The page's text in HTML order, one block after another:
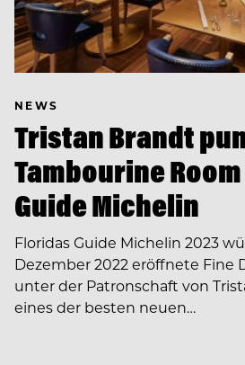
NEWS
Tristan Brandt
Tambourine
Guide Michelin
Floridas Guide Michelin 2023
Dezember 2022 eröffnete Fine
unter der Patronschaft von
eines der besten neuen…